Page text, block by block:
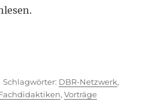
Schlagwörter
DBR-Netzwerk,
,Vorträge